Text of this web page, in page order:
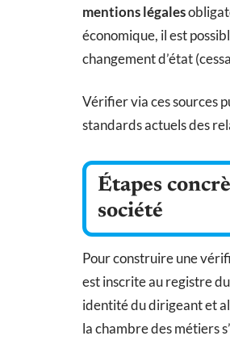
mentions légales
économique, il est
changement d’état
Vérifier via ces sources
standards actuels des
Étapes
société
Pour construire une
est inscrite au registre
identité du dirigeant et
la chambre des métiers